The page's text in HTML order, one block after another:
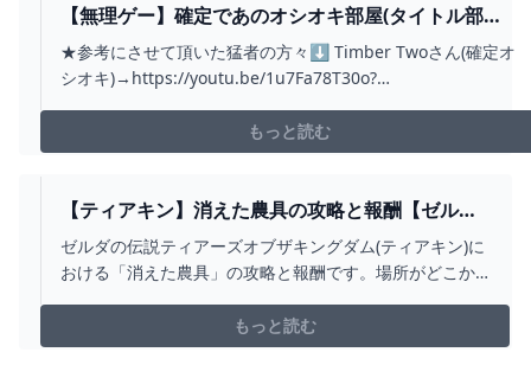
【無理ゲー】確定であのオシオキ部屋(タイトル部屋)
に行ける方法があるらしいのでやってみた(VER1.0.0)
【ティアキン TOTK】裏技 バグ 検証 ゆっくり実況
★参考にさせて頂いた猛者の方々⬇ Timber Twoさん(確定オ
シオキ)→https://youtu.be/1u7Fa78T30o?
プ)→https://x.com/Ikaboze/status/1794646186202485171?
t=coQ...
もっと読む
【ティアキン】消えた農具の攻略と報酬【ゼルダ
の伝説ティアーズオブザキングダム】 - ゲームウ
ィズ
ゼルダの伝説ティアーズオブザキングダム(ティアキン)に
おける「消えた農具」の攻略と報酬です。場所がどこか
略する際の参考にどうぞ。もっと読む